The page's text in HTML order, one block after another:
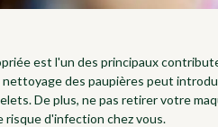
est l'un des principaux
nettoyage des paupières peut
De plus, ne pas retirer votre
risque d'infection chez vous.